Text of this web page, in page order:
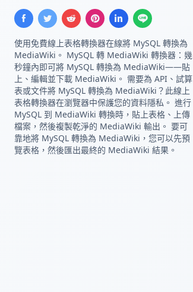
使用免費線上表格轉換器在線將 MySQL 轉換為
MediaWiki。 MySQL 轉 MediaWiki 轉換器：幾
秒鐘內即可將 MySQL 轉換為 MediaWiki——貼
上、編輯並下載 MediaWiki。 需要為 API、試算
表或文件將 MySQL 轉換為 MediaWiki？此線上
表格轉換器在瀏覽器中保護您的資料隱私。 進行
MySQL 到 MediaWiki 轉換時，貼上表格、上傳
檔案，然後複製乾淨的 MediaWiki 輸出。 要可
靠地將 MySQL 轉換為 MediaWiki，您可以先預
覽表格，然後匯出最終的 MediaWiki 結果。